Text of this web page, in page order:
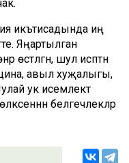
икътисадында иң
Яңартылган
өстәлгән, шул исәптән
авыл хуҗалыгы,
ук исемлектә
белгечлекләр